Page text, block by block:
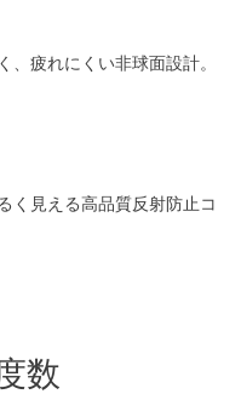
、疲れにくい非球面設計。
く見える高品質反射防止コ
数